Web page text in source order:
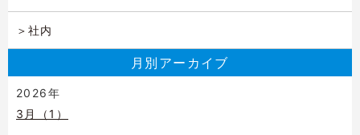
社内
月別アーカイブ
2026年
3月（1）